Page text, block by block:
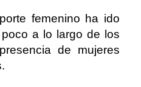
femenino ha ido
a lo largo de los
de mujeres